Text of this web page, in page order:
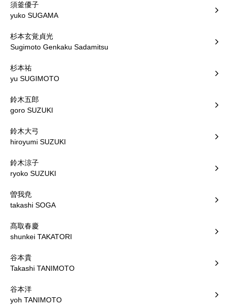
須釜優子
yuko SUGAMA
杉本玄覚貞光
Sugimoto Genkaku Sadamitsu
杉本祐
yu SUGIMOTO
鈴木五郎
goro SUZUKI
鈴木大弓
hiroyumi SUZUKI
鈴木涼子
ryoko SUZUKI
曽我尭
takashi SOGA
髙取春慶
shunkei TAKATORI
谷本貴
Takashi TANIMOTO
谷本洋
yoh TANIMOTO